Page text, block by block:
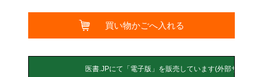
買い物かごへ入れる